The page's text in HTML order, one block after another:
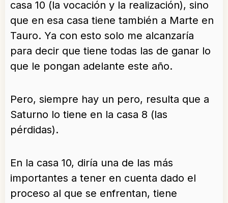
casa 10 (la vocación y la realización), sino
que en esa casa tiene también a Marte en
Tauro. Ya con esto solo me alcanzaría
para decir que tiene todas las de ganar lo
que le pongan adelante este año.
Pero, siempre hay un pero, resulta que a
Saturno lo tiene en la casa 8 (las
pérdidas).
En la casa 10, diría una de las más
importantes a tener en cuenta dado el
proceso al que se enfrentan, tiene